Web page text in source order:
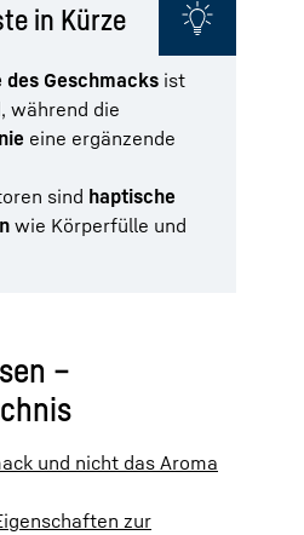
in Kürze
des Geschmacks ist
während die
eine ergänzende
sind haptische
wie Körperfülle und
–
und nicht das Aroma
zur